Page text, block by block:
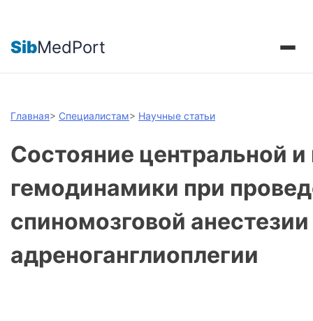
SibMedPort
Главная> Специалистам> Научные статьи
Состояние центральной
гемодинамики при
спиномозговой
адреноганглиоплегии